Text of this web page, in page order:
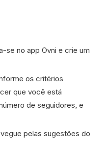
se no app Ovni e crie um
os critérios
que você está
de seguidores, e
pelas sugestões do